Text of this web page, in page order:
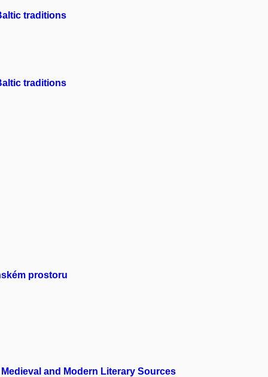
traditions
traditions
prostoru
and Modern Literary Sources